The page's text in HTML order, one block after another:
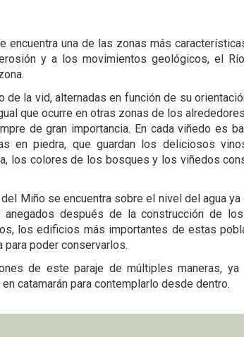
encuentra una de las zonas más
y a los movimientos geológicos, el
la vid, alternadas en función de su
que ocurre en otras zonas de los
de gran importancia. En cada viñedo es
en piedra, que guardan los deliciosos
los colores de los bosques y los viñedos
Miño se encuentra sobre el nivel del agua ya
después de la construcción de
los edificios más importantes de estas
para poder conservarlos.
de este paraje de múltiples maneras, ya
catamarán para contemplarlo desde dentro.